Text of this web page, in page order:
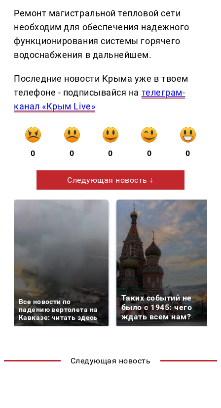
Ремонт магистральной тепловой сети
необходим для обеспечения надежного
функционирования системы горячего
водоснабжения в дальнейшем.
Последние новости Крыма уже в твоем
телефоне - подписывайся на телеграм-
канал «Крым Live»
0 0 0 0 0
Следующая новость ↓
Все новости по
падению вертолета на
Кавказе: читать здесь
Таких событий не
было с 1945: чего
ждать всем нам?
Следующая новость